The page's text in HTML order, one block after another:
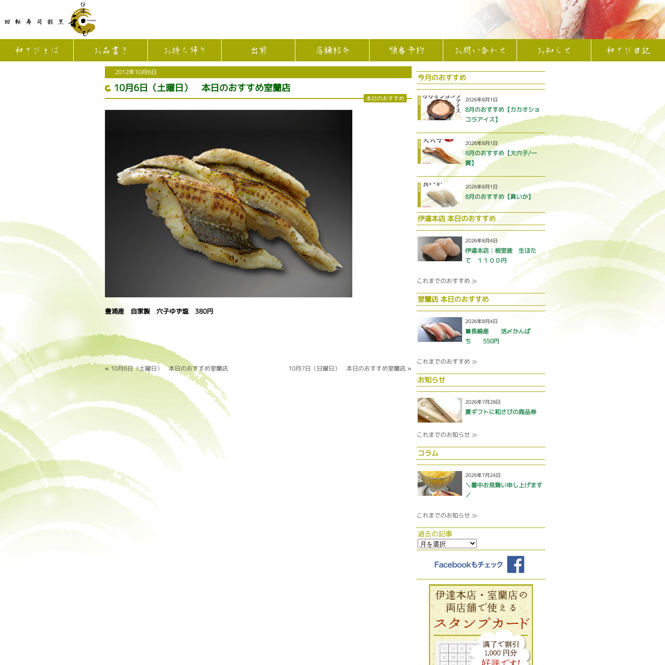
和さびとは お品書き お持ち帰り 出前 店舗紹介 順番予約 お問い合わせ お知らせ 和さび日記
2012年10月6日
10月6日（土曜日） 本日のおすすめ室蘭店
本日のおすすめ
豊浦産 自家製 穴子ゆず塩 380円
« 10月6日（土曜日） 本日のおすすめ室蘭店 10月7日（日曜日） 本日のおすすめ室蘭店 »
今月のおすすめ
2026年8月1日
8月のおすすめ【カカオショ
コラアイス】
2026年8月1日
8月のおすすめ【大穴子/一
貫】
2026年8月1日
8月のおすすめ【真いか】
伊達本店 本日のおすすめ
2026年8月4日
伊達本店：根室産 生ほた
て １１００円
これまでのおすすめ ≫
室蘭店 本日のおすすめ
2026年8月4日
■長崎産 活〆かんぱ
ち 550円
これまでのおすすめ ≫
お知らせ
2026年7月28日
夏ギフトに和さびの商品券
これまでのお知らせ ≫
コラム
2026年7月24日
＼暑中お見舞い申し上げます
／
これまでのお知らせ ≫
過去の記事